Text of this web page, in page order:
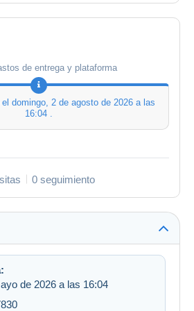
de entrega y plataforma
domingo, 2 de agosto de 2026 a las
16:04
0 seguimiento
de 2026 a las 16:04